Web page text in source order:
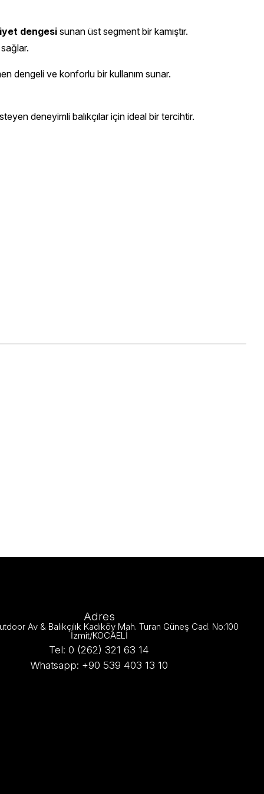
dengesi sunan üst segment bir kamıştır.
dengeli ve konforlu bir kullanım sunar.
deneyimli balıkçılar için ideal bir tercihtir.
Adres
Av & Balıkçılık Kadıköy Mah. Turan Güneş Cad. No:100
İzmit/KOCAELİ
Tel: 0 (262) 321 63 14
Whatsapp: +90 539 403 13 10